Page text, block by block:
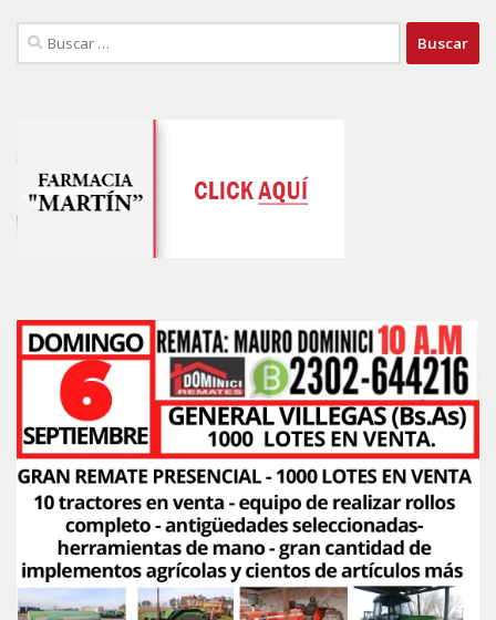
Buscar: